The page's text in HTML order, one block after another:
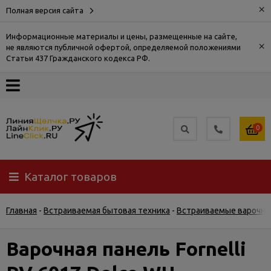
Полная версия сайта ×
Информационные материалы и цены, размещенные на сайте,
не являются публичной офертой, определяемой положениями
Статьи 437 Гражданского кодекса РФ.
×
О
Доставка
Самовывоз
Гарантия
0
Каталог товаров
Главная - Встраиваемая бытовая техника - Встраиваемые
Варочная панель Fornelli